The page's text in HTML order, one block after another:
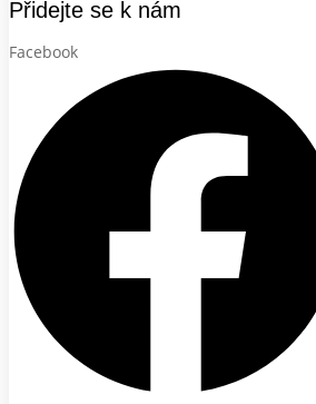
Přidejte se k nám
Facebook